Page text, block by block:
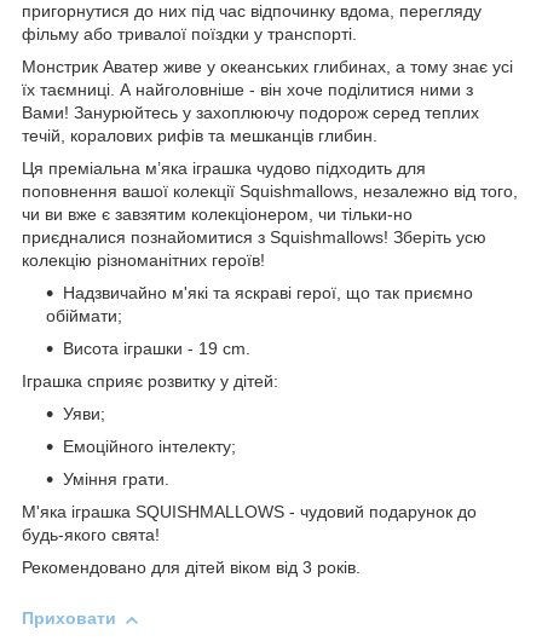
пригорнутися до них під час відпочинку вдома, перегляду
фільму або тривалої поїздки у транспорті.
Монстрик Аватер живе у океанських глибинах, а тому знає усі
їх таємниці. А найголовніше - він хоче поділитися ними з
Вами! Занурюйтесь у захоплюючу подорож серед теплих
течій, коралових рифів та мешканців глибин.
Ця преміальна м’яка іграшка чудово підходить для
поповнення вашої колекції Squishmallows, незалежно від того,
чи ви вже є завзятим колекціонером, чи тільки-но
приєдналися познайомитися з Squishmallows! Зберіть усю
колекцію різноманітних героїв!
Надзвичайно м'які та яскраві герої, що так приємно
обіймати;
Висота іграшки - 19 cm.
Іграшка сприяє розвитку у дітей:
Уяви;
Емоційного інтелекту;
Уміння грати.
М'яка іграшка SQUISHMALLOWS - чудовий подарунок до
будь-якого свята!
Рекомендовано для дітей віком від 3 років.
Приховати